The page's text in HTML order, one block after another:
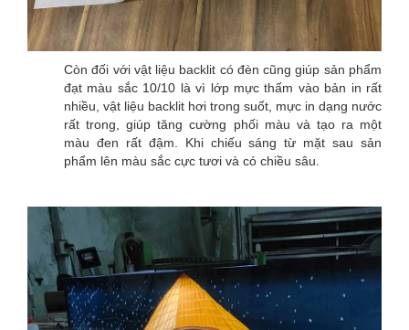
Còn đối với vật liệu backlit có đèn cũng giúp sản phẩm
đạt màu sắc 10/10 là vì lớp mực thấm vào bản in rất
nhiều, vật liệu backlit hơi trong suốt, mực in dạng nước
rất trong, giúp tăng cường phối màu và tạo ra một
màu đen rất đậm. Khi chiếu sáng từ mặt sau sản
phẩm lên màu sắc cực tươi và có chiều sâu.